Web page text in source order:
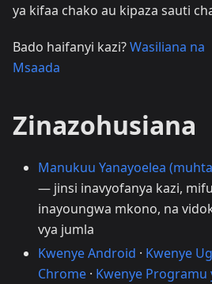
ya kifaa chako au kipaza sauti
Bado haifanyi kazi?Wasiliana na
Msaada
Zinazohusiana
Manukuu Yanayoelea
— jinsi inavyofanya kazi,
inayoungwa mkono, na
vya jumla
Kwenye Android · Kwenye
Chrome · Kwenye Programu